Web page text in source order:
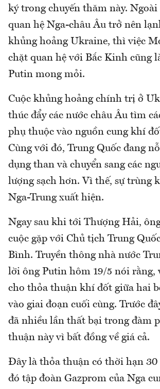
ký trong chuyến thăm này.
quan hệ Nga-châu Âu trở nên
khủng hoảng Ukraine, thì việc
chặt quan hệ với Bắc Kinh cũng
Putin mong mỏi.
Cuộc khủng hoảng chính trị ở
thúc đẩy các nước châu Âu tìm
phụ thuộc vào nguồn cung khí
Cùng với đó, Trung Quốc đang
dụng than và chuyển sang các
lượng sạch hơn. Vì thế, sự trùng
Nga-Trung xuất hiện.
Ngay sau khi tới Thượng Hải,
cuộc gặp với Chủ tịch Trung
Bình. Truyền thông nhà nước
lời ông Putin hôm 19/5 nói rằng,
cho thỏa thuận khí đốt giữa hai
vào giai đoạn cuối cùng. Trước
đã nhiều lần thất bại trong đàm
thuận này vì bất đồng về giá cả.
Đây là thỏa thuận có thời hạn
đó tập đoàn Gazprom của Nga